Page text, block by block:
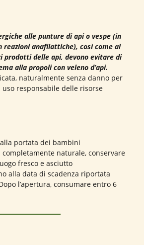
alle punture di api o vespe (in
reazioni anafilattiche), così come al
prodotti delle api, devono evitare di
alla propoli con veleno d’api.
naturalmente senza danno per
uso responsabile delle risorse
portata dei bambini
completamente naturale, conservare
fresco e asciutto
alla data di scadenza riportata
l’apertura, consumare entro 6